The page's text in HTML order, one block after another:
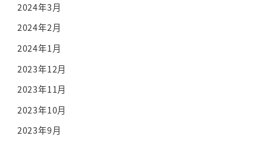
2024年3月
2024年2月
2024年1月
2023年12月
2023年11月
2023年10月
2023年9月